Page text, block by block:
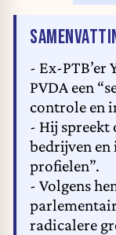
- Ex-PTB’er
PVDA een
controle en
- Hij
bedrijven en
profielen”.
- Volgens
radicalere